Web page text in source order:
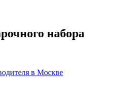
набора
в Москве